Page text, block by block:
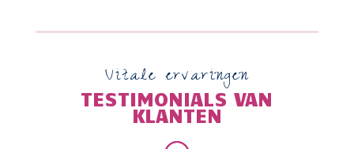
Vitale ervaringen
TESTIMONIALS VAN
KLANTEN